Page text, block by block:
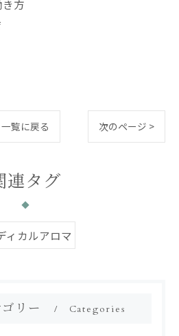
方
一覧に戻る 次のページ >
連タグ
ィカルアロマ
リー Categories